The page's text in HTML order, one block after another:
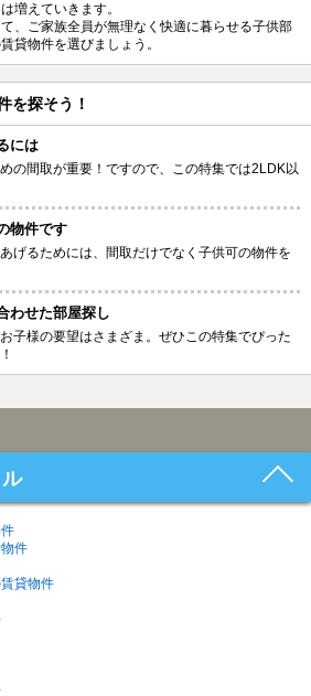
増えていきます。
、ご家族全員が無理なく快適に暮らせる子供部
貸物件を選びましょう。
を探そう！
には
の間取が重要！ですので、この特集では2LDK以
物件です
げるためには、間取だけでなく子供可の物件を
わせた部屋探し
子様の要望はさまざま。ぜひこの特集でぴった
件
貸物件